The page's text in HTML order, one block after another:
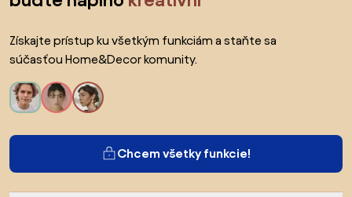
Získajte prístup ku všetkým funkciám a staňte sa
súčasťou Home&Decor komunity.
Chcem všetky funkcie!